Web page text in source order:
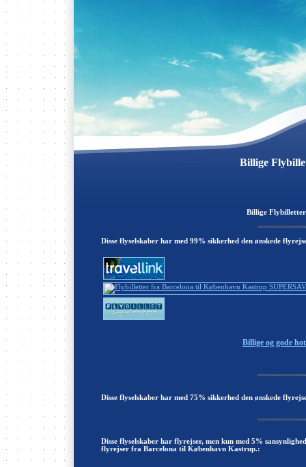
Billige
Billige
Disse flyselskaber har med 99% sikkerhed den ønskede
Billige og gode
Disse flyselskaber har med 75% sikkerhed den ønskede
Disse flyselskaber har flyrejser, men kun med 5% sansynlighed
flyrejser fra Barcelona til København Kastrup.: